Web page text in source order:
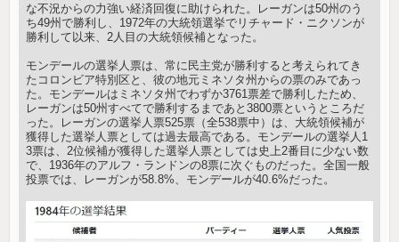
な不況からの力強い経済回復に助けられた。レーガンは50州のう
ち49州で勝利し、1972年の大統領選挙でリチャード・ニクソンが
勝利して以来、2人目の大統領候補となった。
モンデールの選挙人票は、常に民主党が勝利すると考えられてき
たコロンビア特別区と、彼の地元ミネソタ州からの票のみであっ
た。モンデールはミネソタ州でわずか3761票差で勝利したため、
レーガンは50州すべてで勝利するまであと3800票というところだ
った。レーガンの選挙人票525票（全538票中）は、大統領候補が
獲得した選挙人票としては過去最高である。モンデールの選挙人1
3票は、2位候補が獲得した選挙人票としては史上2番目に少ない数
で、1936年のアルフ・ランドンの8票に次ぐものだった。全国一般
投票では、レーガンが58.8%、モンデールが40.6%だった。